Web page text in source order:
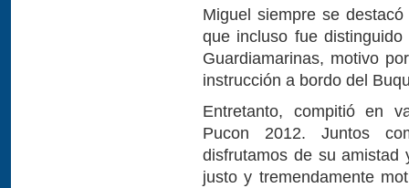
Miguel siempre se
que incluso fue
Guardiamarinas, motivo
instrucción a bordo del
Entretanto, compitió en
Pucon 2012. Juntos
disfrutamos de su amistad
justo y tremendamente